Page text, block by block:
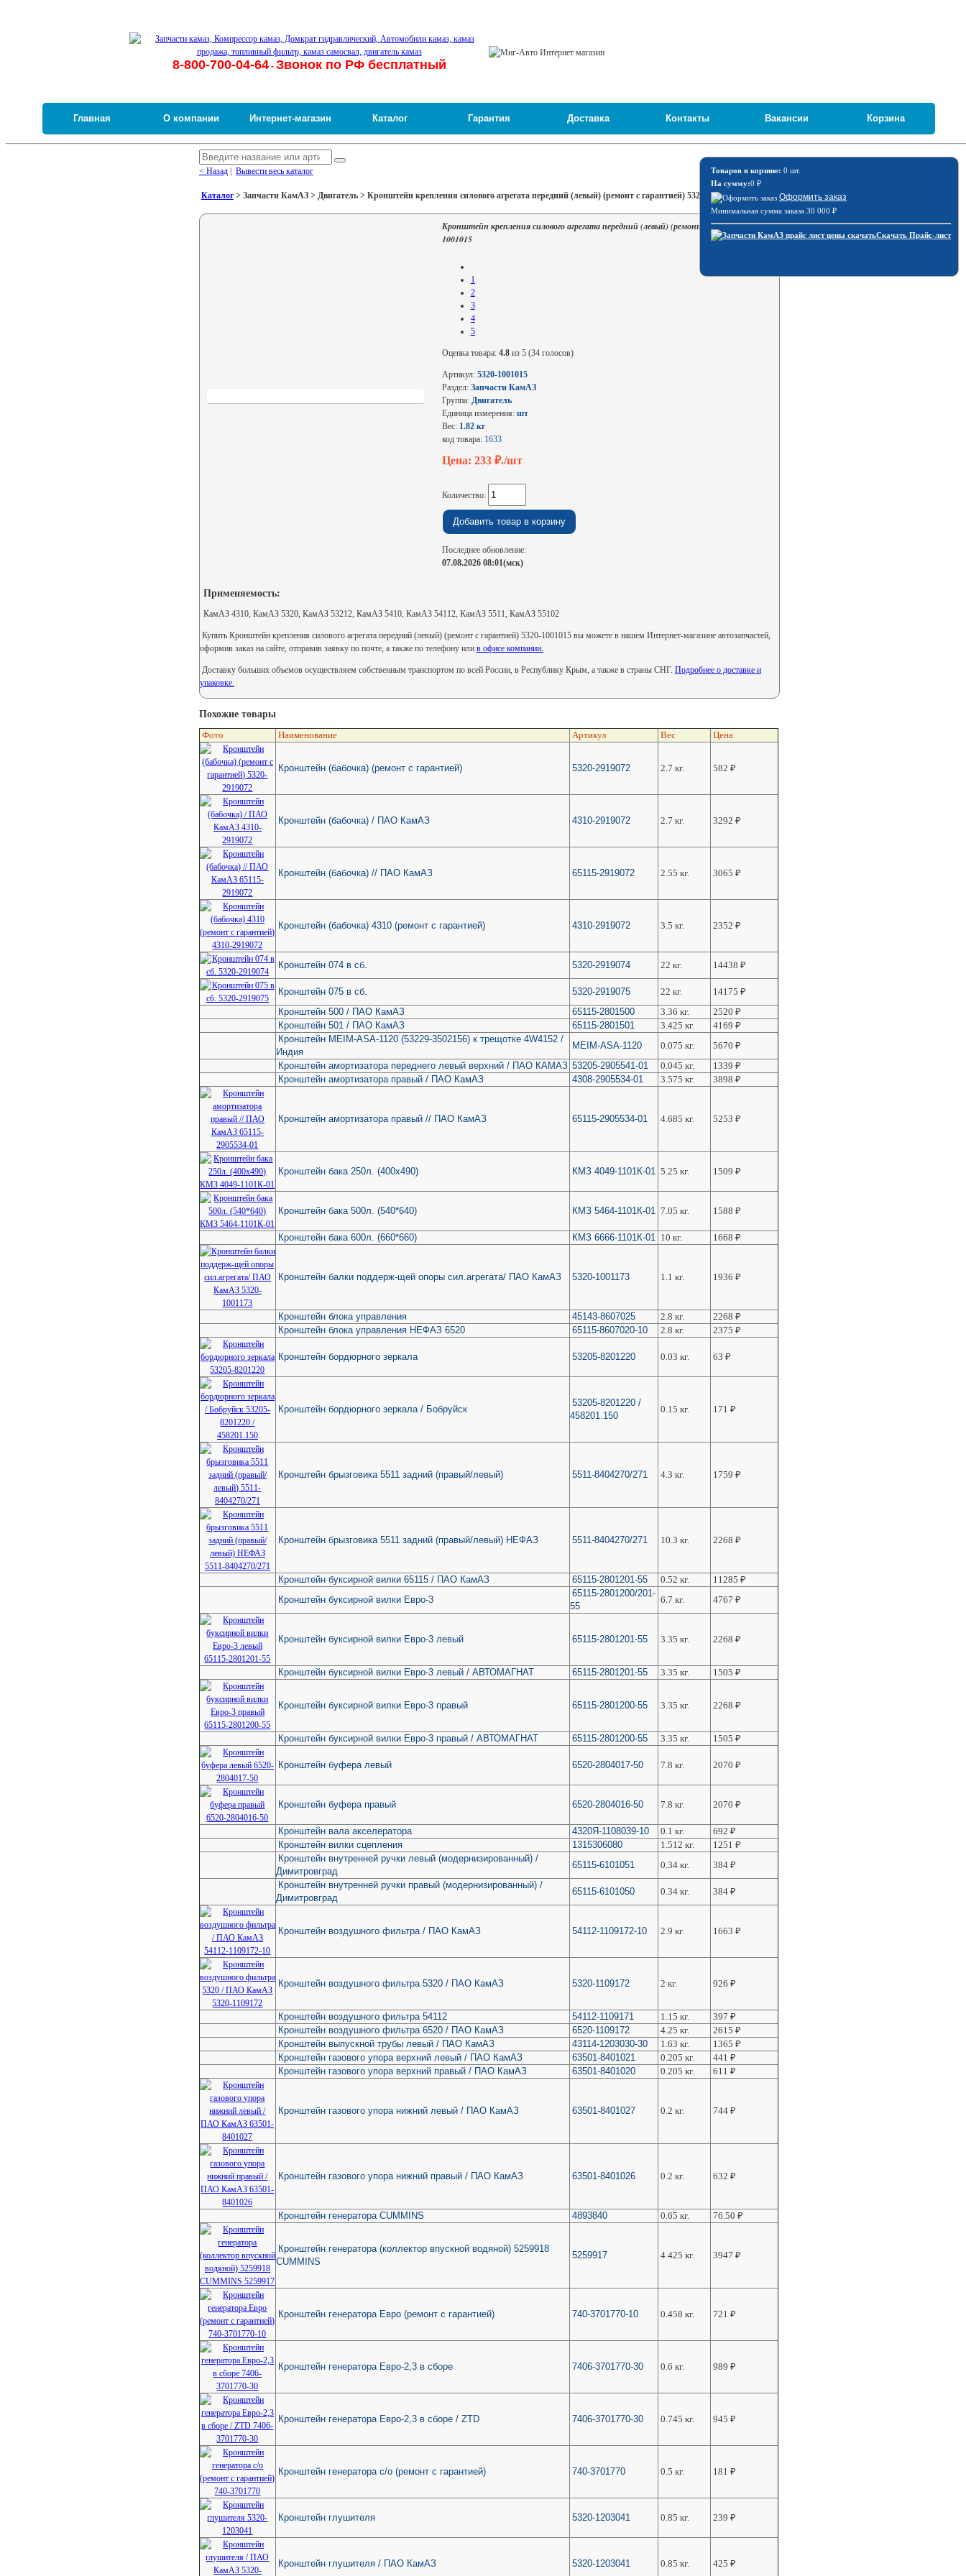
8-800-700-04-64- Звонок по РФ бесплатный
Главная О компании Интернет-магазин Каталог Гарантия Доставка Контакты Вакансии Корзина
Товаров в корзине: 0 шт.
На сумму:0 ₽
Оформить заказ
Минимальная сумма заказа 30 000 ₽
Скачать Прайс-лист
< Назад| Вывести весь каталог
Каталог> Запчасти КамАЗ > Двигатель > Кронштейн крепления силового агрегата передний (левый) (ремонт с гарантией) 5320-1001015
Кронштейн крепления силового агрегата передний (левый) (ремонт с гарантией) 5320-
1001015
1
2
3
4
5
Оценка товара: 4.8из 5 (34 голосов)
Артикул: 5320-1001015
Раздел: Запчасти КамАЗ
Группа: Двигатель
Единица измерения: шт
Вес: 1.82 кг
код товара: 1633
Цена: 233 ₽./шт
Количество:
Последнее обновление:
07.08.2026 08:01(мск)
Применяемость:
КамАЗ 4310, КамАЗ 5320, КамАЗ 53212, КамАЗ 5410, КамАЗ 54112, КамАЗ 5511, КамАЗ 55102
Купить Кронштейн крепления силового агрегата передний (левый) (ремонт с гарантией) 5320-1001015 вы можете в нашем Интернет-магазине автозапчастей,
оформив заказ на сайте, отправив заявку по почте, а также по телефону или в офисе компании.
Доставку больших объемов осуществляем собственным транспортом по всей России, в Республику Крым, а также в страны СНГ. Подробнее о доставке и
упаковке.
Похожие товары
Фото Наименование Артикул Вес Цена
Кронштейн (бабочка) (ремонт с гарантией) 5320-2919072 2.7 кг. 582 ₽
Кронштейн (бабочка) / ПАО КамАЗ 4310-2919072 2.7 кг. 3292 ₽
Кронштейн (бабочка) // ПАО КамАЗ 65115-2919072 2.55 кг. 3065 ₽
Кронштейн (бабочка) 4310 (ремонт с гарантией) 4310-2919072 3.5 кг. 2352 ₽
Кронштейн 074 в сб. 5320-2919074 22 кг. 14438 ₽
Кронштейн 075 в сб. 5320-2919075 22 кг. 14175 ₽
Кронштейн 500 / ПАО КамАЗ
65115-2801500 3.36 кг. 2520 ₽
Кронштейн 501 / ПАО КамАЗ
65115-2801501 3.425 кг. 4169 ₽
Кронштейн MEIM-ASA-1120 (53229-3502156) к трещотке 4W4152 /
Индия
MEIM-ASA-1120 0.075 кг. 5670 ₽
Кронштейн амортизатора переднего левый верхний / ПАО КАМАЗ 53205-2905541-01 0.045 кг. 1339 ₽
Кронштейн амортизатора правый / ПАО КамАЗ
4308-2905534-01 3.575 кг. 3898 ₽
Кронштейн амортизатора правый // ПАО КамАЗ 65115-2905534-01 4.685 кг. 5253 ₽
Кронштейн бака 250л. (400х490) КМЗ 4049-1101К-01 5.25 кг. 1509 ₽
Кронштейн бака 500л. (540*640) КМЗ 5464-1101К-01 7.05 кг. 1588 ₽
Кронштейн бака 600л. (660*660) КМЗ 6666-1101К-01 10 кг. 1668 ₽
Кронштейн балки поддерж-щей опоры сил.агрегата/ ПАО КамАЗ 5320-1001173 1.1 кг. 1936 ₽
Кронштейн блока управления 45143-8607025 2.8 кг. 2268 ₽
Кронштейн блока управления НЕФАЗ 6520
65115-8607020-10 2.8 кг. 2375 ₽
Кронштейн бордюрного зеркала 53205-8201220 0.03 кг. 63 ₽
Кронштейн бордюрного зеркала / Бобруйск
53205-8201220 /
458201.150
0.15 кг. 171 ₽
Кронштейн брызговика 5511 задний (правый/левый) 5511-8404270/271 4.3 кг. 1759 ₽
Кронштейн брызговика 5511 задний (правый/левый) НЕФАЗ 5511-8404270/271 10.3 кг. 2268 ₽
Кронштейн буксирной вилки 65115 / ПАО КамАЗ 65115-2801201-55 0.52 кг. 11285 ₽
Кронштейн буксирной вилки Евро-3
65115-2801200/201-
55
6.7 кг. 4767 ₽
Кронштейн буксирной вилки Евро-3 левый 65115-2801201-55 3.35 кг. 2268 ₽
Кронштейн буксирной вилки Евро-3 левый / АВТОМАГНАТ 65115-2801201-55 3.35 кг. 1505 ₽
Кронштейн буксирной вилки Евро-3 правый 65115-2801200-55 3.35 кг. 2268 ₽
Кронштейн буксирной вилки Евро-3 правый / АВТОМАГНАТ 65115-2801200-55 3.35 кг. 1505 ₽
Кронштейн буфера левый 6520-2804017-50 7.8 кг. 2070 ₽
Кронштейн буфера правый 6520-2804016-50 7.8 кг. 2070 ₽
Кронштейн вала акселератора 4320Я-1108039-10 0.1 кг. 692 ₽
Кронштейн вилки сцепления
1315306080 1.512 кг. 1251 ₽
Кронштейн внутренней ручки левый (модернизированный) /
Димитровград
65115-6101051 0.34 кг. 384 ₽
Кронштейн внутренней ручки правый (модернизированный) /
Димитровград
65115-6101050 0.34 кг. 384 ₽
Кронштейн воздушного фильтра / ПАО КамАЗ 54112-1109172-10 2.9 кг. 1663 ₽
Кронштейн воздушного фильтра 5320 / ПАО КамАЗ 5320-1109172 2 кг. 926 ₽
Кронштейн воздушного фильтра 54112 54112-1109171 1.15 кг. 397 ₽
Кронштейн воздушного фильтра 6520 / ПАО КамАЗ
6520-1109172 4.25 кг. 2615 ₽
Кронштейн выпускной трубы левый / ПАО КамАЗ
43114-1203030-30 1.63 кг. 1365 ₽
Кронштейн газового упора верхний левый / ПАО КамАЗ
63501-8401021 0.205 кг. 441 ₽
Кронштейн газового упора верхний правый / ПАО КамАЗ
63501-8401020 0.205 кг. 611 ₽
Кронштейн газового упора нижний левый / ПАО КамАЗ 63501-8401027 0.2 кг. 744 ₽
Кронштейн газового упора нижний правый / ПАО КамАЗ 63501-8401026 0.2 кг. 632 ₽
Кронштейн генератора CUMMINS 4893840 0.65 кг. 76.50 ₽
Кронштейн генератора (коллектор впускной водяной) 5259918
CUMMINS
5259917 4.425 кг. 3947 ₽
Кронштейн генератора Евро (ремонт с гарантией) 740-3701770-10 0.458 кг. 721 ₽
Кронштейн генератора Евро-2,3 в сборе 7406-3701770-30 0.6 кг. 989 ₽
Кронштейн генератора Евро-2,3 в сборе / ZTD 7406-3701770-30 0.745 кг. 945 ₽
Кронштейн генератора с/о (ремонт с гарантией) 740-3701770 0.5 кг. 181 ₽
Кронштейн глушителя 5320-1203041 0.85 кг. 239 ₽
Кронштейн глушителя / ПАО КамАЗ 5320-1203041 0.85 кг. 425 ₽